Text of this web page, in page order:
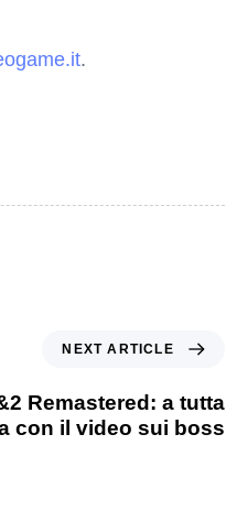
.
NEXT ARTICLE
Remastered: a tutta
con il video sui boss